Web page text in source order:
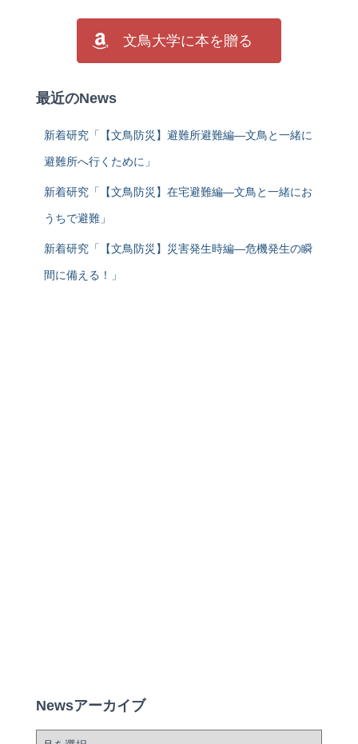
文鳥大学に本を贈る
最近のNews
新着研究「【文鳥防災】避難所避難編―文鳥と一緒に
避難所へ行くために」
新着研究「【文鳥防災】在宅避難編―文鳥と一緒にお
うちで避難」
新着研究「【文鳥防災】災害発生時編―危機発生の瞬
間に備える！」
Newsアーカイブ